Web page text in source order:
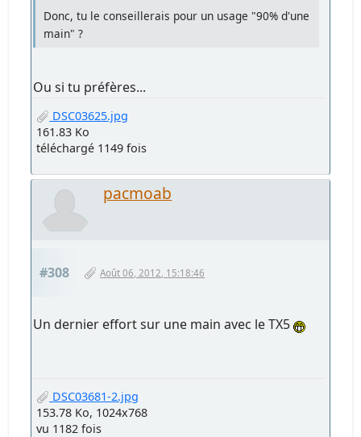
Donc, tu le conseillerais pour un usage "90% d'une
main" ?
Ou si tu préfères...
DSC03625.jpg
161.83 Ko
téléchargé 1149 fois
pacmoab
#308 Août 06, 2012, 15:18:46
Un dernier effort sur une main avec le TX5
DSC03681-2.jpg
153.78 Ko, 1024x768
vu 1182 fois